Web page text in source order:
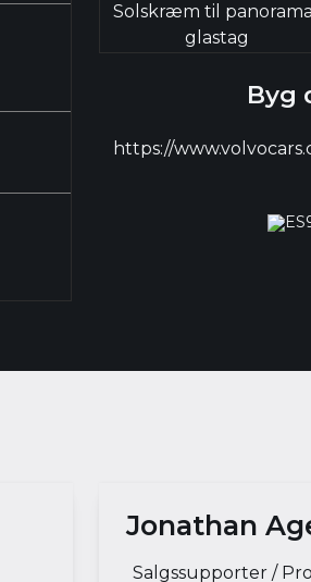
Solskræm til
glastag
Byg
https://
Jonathan
Salgssupporter /